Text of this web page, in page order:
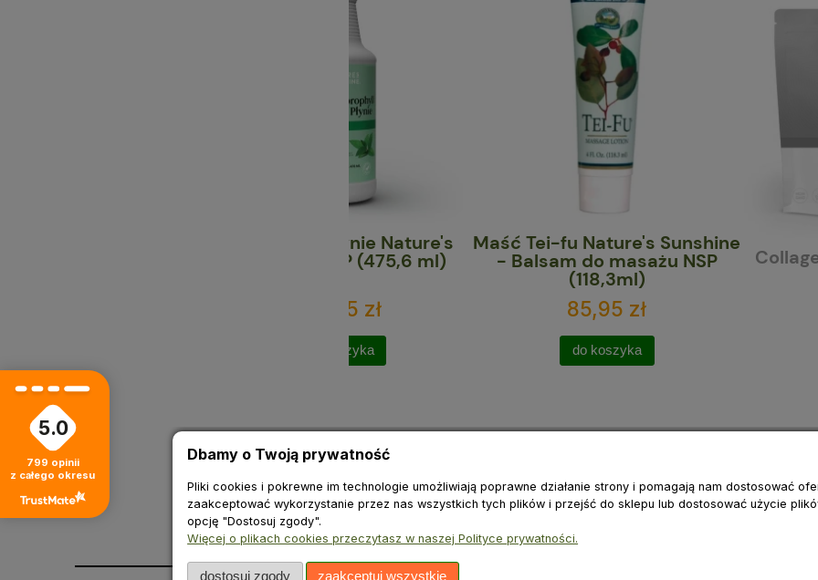
Maść Tei-fu Nature's Sunshine
- Balsam do masażu NSP
Collagen Nature's
5.0
799 opinii
z całego okresu
Dbamy o Twoją prywatność
Pliki cookies i pokrewne im technologie umożliwiają poprawne działanie strony i pomagają nam dostosować
zaakceptować wykorzystanie przez nas wszystkich tych plików i przejść do sklepu lub dostosować użycie
opcję "Dostosuj zgody".
Więcej o plikach cookies przeczytasz w naszej Polityce prywatności.
dostosuj zgody zaakceptuj wszystkie